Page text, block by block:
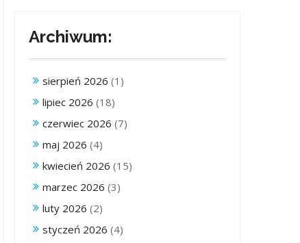
Archiwum:
sierpień 2026 (1)
lipiec 2026 (18)
czerwiec 2026 (7)
maj 2026 (4)
kwiecień 2026 (15)
marzec 2026 (3)
luty 2026 (2)
styczeń 2026 (4)